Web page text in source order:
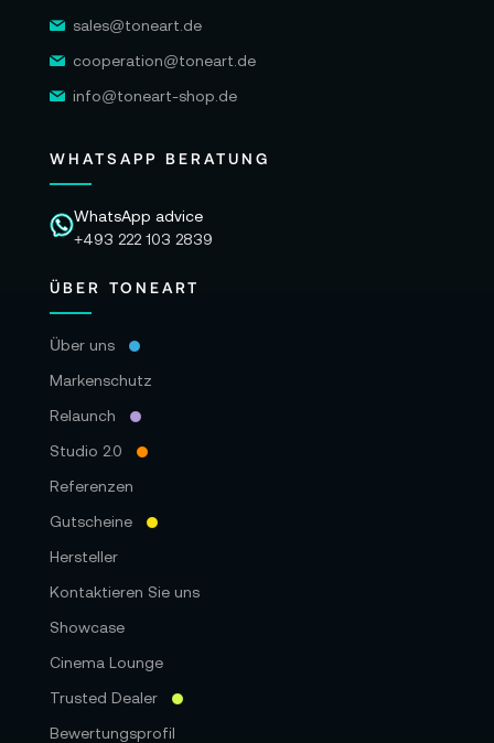
sales@toneart.de
cooperation@toneart.de
info@toneart-shop.de
WHATSAPP BERATUNG
WhatsApp advice
+493 222 103 2839
ÜBER TONEART
Über uns
Markenschutz
Relaunch
Studio 2.0
Referenzen
Gutscheine
Hersteller
Kontaktieren Sie uns
Showcase
Cinema Lounge
Trusted Dealer
Bewertungsprofil